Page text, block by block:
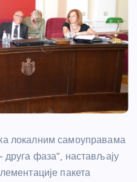
локалним самоуправама
фаза”, настављају
пакета